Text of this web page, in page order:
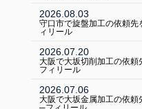
2026.08.03
守口市で旋盤加工の依頼
ィリール
2026.07.20
大阪で大坂切削加工の依
フィリール
2026.07.06
大阪で大坂金属加工の依